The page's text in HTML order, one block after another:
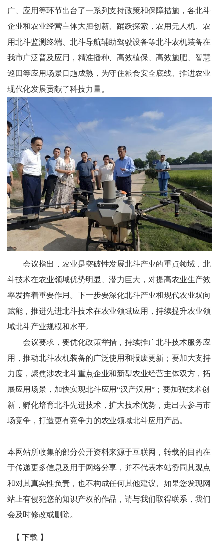
广、应用等环节出台了一系列支持政策和保障措施，各北斗
企业和农业经营主体大胆创新、踊跃探索，农用无人机、农
用北斗监测终端、北斗导航辅助驾驶设备等北斗农机装备在
我市广泛普及应用，精准播种、高效植保、高效施肥、智慧
巡田等应用场景日趋成熟，为守住粮食安全底线、推进农业
现代化发展贡献了科技力量。
会议指出，农业是突破性发展北斗产业的重点领域，北
斗技术在农业领域优势明显、潜力巨大，对提高农业生产效
率发挥着重要作用。下一步要深化北斗产业和现代农业双向
赋能，推进先进北斗技术在农业领域应用，持续提升农业领
域北斗产业规模和水平。
会议要求，要优化政策举措，持续推广北斗技术服务应
用，推动北斗农机装备的广泛使用和报废更新；要加大支持
力度，聚焦涉农北斗重点企业和新型农业经营主体双方，拓
展应用场景，加快实现北斗应用“汉产汉用”；要加强技术创
新，孵化培育北斗先进技术，扩大技术优势，走出去参与市
场竞争，打造更有竞争力的农业领域北斗应用产品。
本网站所收集的部分公开资料来源于互联网，转载的目的在
于传递更多信息及用于网络分享，并不代表本站赞同其观点
和对其真实性负责，也不构成任何其他建议。如果您发现网
站上有侵犯您的知识产权的作品，请与我们取得联系，我们
会及时修改或删除。
【 下载 】